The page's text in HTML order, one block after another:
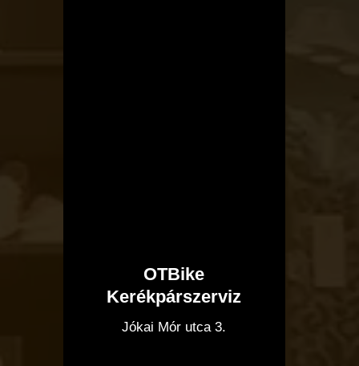
OTBike
Kerékpárszerviz
Jókai Mór utca 3.